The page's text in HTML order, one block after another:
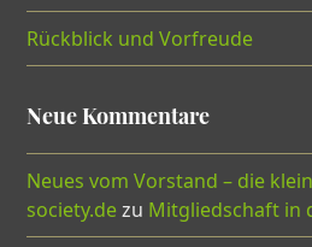
Rückblick und Vorfreude
Neue Kommentare
Neues vom Vorstand – die
society.dezu Mitgliedschaft in